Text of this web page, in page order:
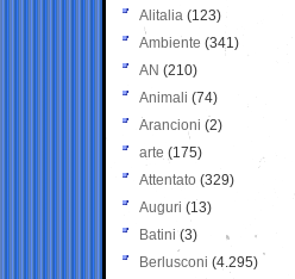
Alitalia (123)
Ambiente (341)
AN (210)
Animali (74)
Arancioni (2)
arte (175)
Attentato (329)
Auguri (13)
Batini (3)
Berlusconi (4.295)